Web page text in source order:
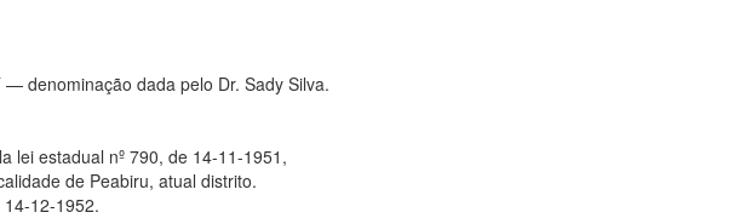
denominação dada pelo Dr. Sady Silva.
lei estadual nº 790, de 14-11-1951,
de Peabiru, atual distrito.
12-1952.